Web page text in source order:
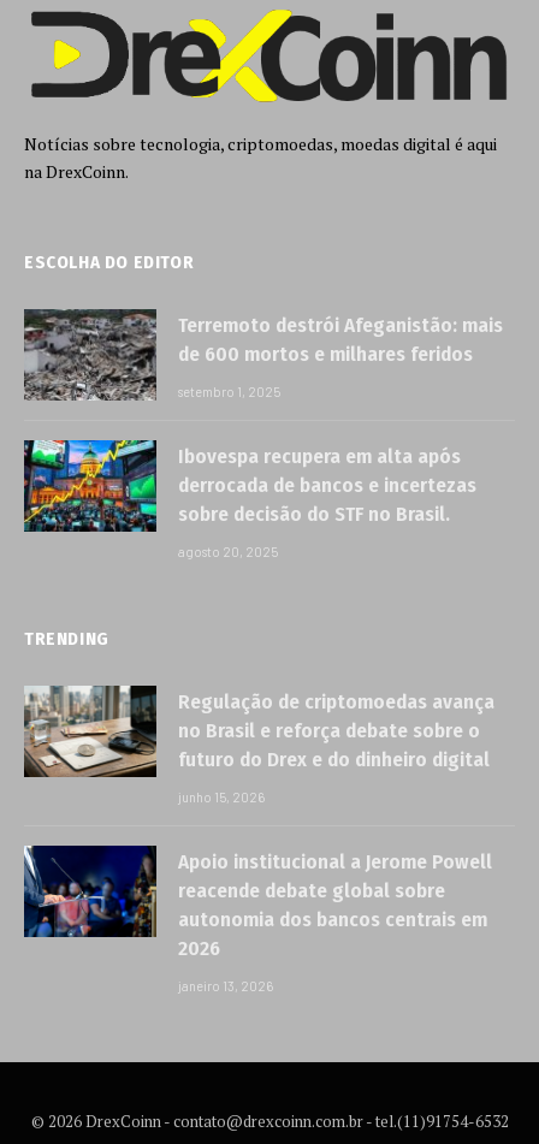
Notícias sobre tecnologia, criptomoedas, moedas digital é aqui
na DrexCoinn.
ESCOLHA DO EDITOR
Terremoto destrói Afeganistão: mais
de 600 mortos e milhares feridos
setembro 1, 2025
Ibovespa recupera em alta após
derrocada de bancos e incertezas
sobre decisão do STF no Brasil.
agosto 20, 2025
TRENDING
Regulação de criptomoedas avança
no Brasil e reforça debate sobre o
futuro do Drex e do dinheiro digital
junho 15, 2026
Apoio institucional a Jerome Powell
reacende debate global sobre
autonomia dos bancos centrais em
2026
janeiro 13, 2026
© 2026 DrexCoinn -contato@drexcoinn.com.br- tel.(11)91754-6532